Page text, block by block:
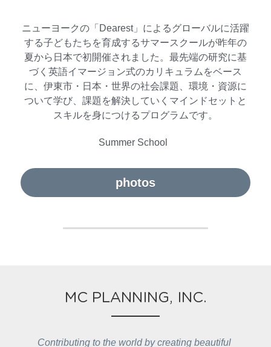
ニューヨークの「Dearest」によるグローバルに活躍
する子どもたちを育成するサマースクールが昨年の
夏から日本で初開催されました。最先端の研究に基
づく英語イマージョン式のカリキュラムをベース
に、伊東市・日本・世界の社会課題、環境・資源に
ついて学び、課題を解決していくマインドセットと
スキルを身につけるプログラムです。
Summer School
photos
MC PLANNING, INC.
Contributing to the world by creating beautiful